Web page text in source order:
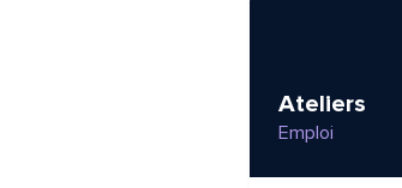
Ateliers
Emploi